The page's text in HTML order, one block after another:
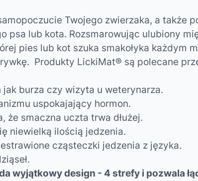
Twojego zwierzaka, a także
psa lub kota. Rozsmarowując ulubiony
pies lub kot szuka smakołyka każdym
Produkty LickiMat® są polecane
burza czy wizyta u weterynarza.
uspokajający hormon.
że ​smaczna uczta trwa dłużej.
niewielką ilością jedzenia.
cząsteczki jedzenia z języka.
wyjątkowy design - 4 strefy i pozwala